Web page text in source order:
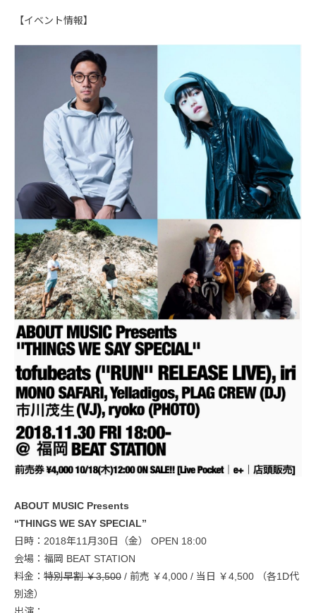
【イベント情報】
ABOUT MUSIC Presents
“THINGS WE SAY SPECIAL”
日時：2018年11月30日（金） OPEN 18:00
会場：福岡 BEAT STATION
料金： 特別早割 ￥3,500 / 前売 ￥4,000 / 当日 ￥4,500 （各1D代
別途）